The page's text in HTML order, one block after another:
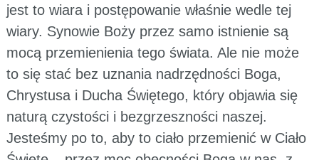
jest to wiara i postępowanie właśnie wedle tej
wiary. Synowie Boży przez samo istnienie są
mocą przemienienia tego świata. Ale nie może
to się stać bez uznania nadrzędności Boga,
Chrystusa i Ducha Świętego, który objawia się
naturą czystości i bezgrzeszności naszej.
Jesteśmy po to, aby to ciało przemienić w Ciało